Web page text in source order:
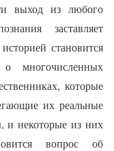
выход из любого
заставляет
ста­новится
о многочисленных
которые
их реальные
и некоторые из них
воп­рос об